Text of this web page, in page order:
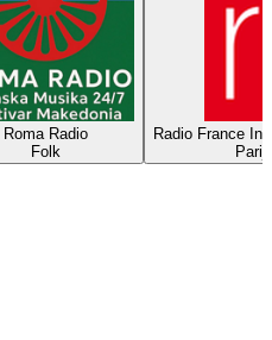
Roma Radio
Folk
Radio France